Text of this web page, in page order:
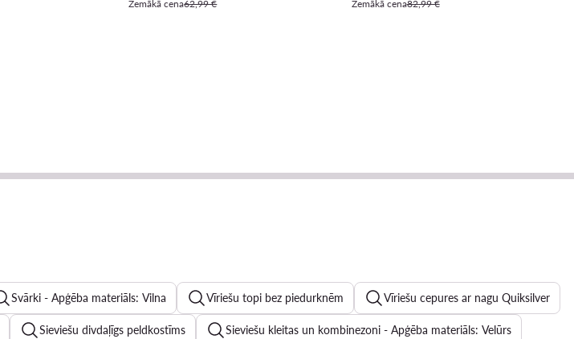
Zemākā cena62,99 €
Zemākā cena82,99 €
Svārki - Apģēba materiāls: Vilna Vīriešu topi bez piedurknēm Vīriešu cepures ar nagu Quiksilver
Sieviešu divdaļīgs peldkostīms Sieviešu kleitas un kombinezoni - Apģēba materiāls: Velūrs